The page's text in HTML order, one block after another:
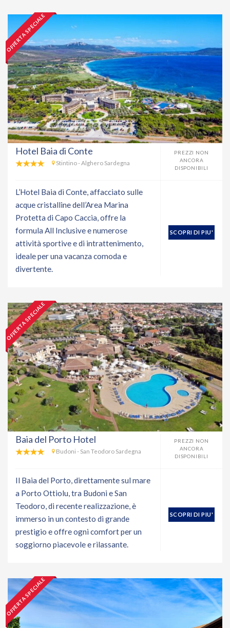
OFFERTA SPECIALE
Hotel Baia di Conte
Stintino - Alghero Sardegna
PREZZI NON
ANCORA
DISPONIBILI
L’Hotel Baia di Conte, affacciato sulle
acque cristalline dell’Area Marina
Protetta di Capo Caccia, offre la
formula All Inclusive e numerose
attività sportive e di intrattenimento,
ideale per una vacanza comoda e
divertente.
SCOPRI DI PIU'
OFFERTA SPECIALE
Baia del Porto Hotel
Budoni - San Teodoro Sardegna
PREZZI NON
ANCORA
DISPONIBILI
Il Baia del Porto, direttamente sul mare
a Porto Ottiolu, tra Budoni e San
Teodoro, di recente realizzazione, è
immerso in un contesto di grande
prestigio e offre ogni comfort per un
soggiorno piacevole e rilassante.
SCOPRI DI PIU'
OFFERTA SPECIALE